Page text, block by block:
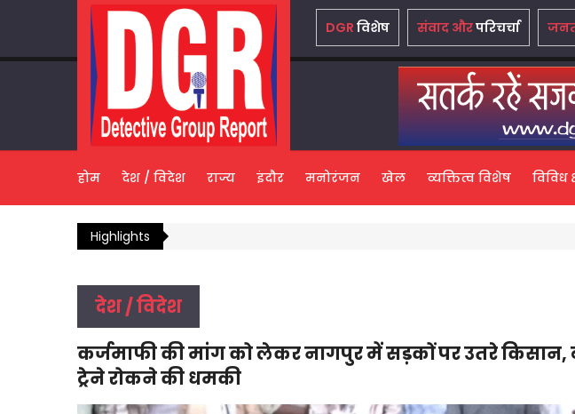
DGRविशेष संवाद औरपरिचर्चा
होम देश / विदेश राज्य इंदौर मनोरंजन खेल व्यक्तित्व विशेष विविध
Highlights मुझे
देश / विदेश
कर्जमाफी की मांग को लेकर नागपुर में सड़कों पर उतरे
ट्रेने रोकने की धमकी